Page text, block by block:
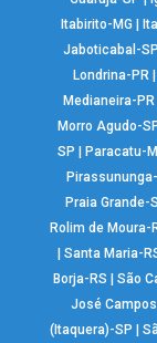
Itabirito-MG
Jaboticabal-SP
Londrina-PR|
Medianeira-PR
Morro Agudo-
SP
Paracatu-
Praia Grande-
Rolim de Moura-
|Santa Maria-
Borja-RS
|São
José
(Itaquera)-SP
|